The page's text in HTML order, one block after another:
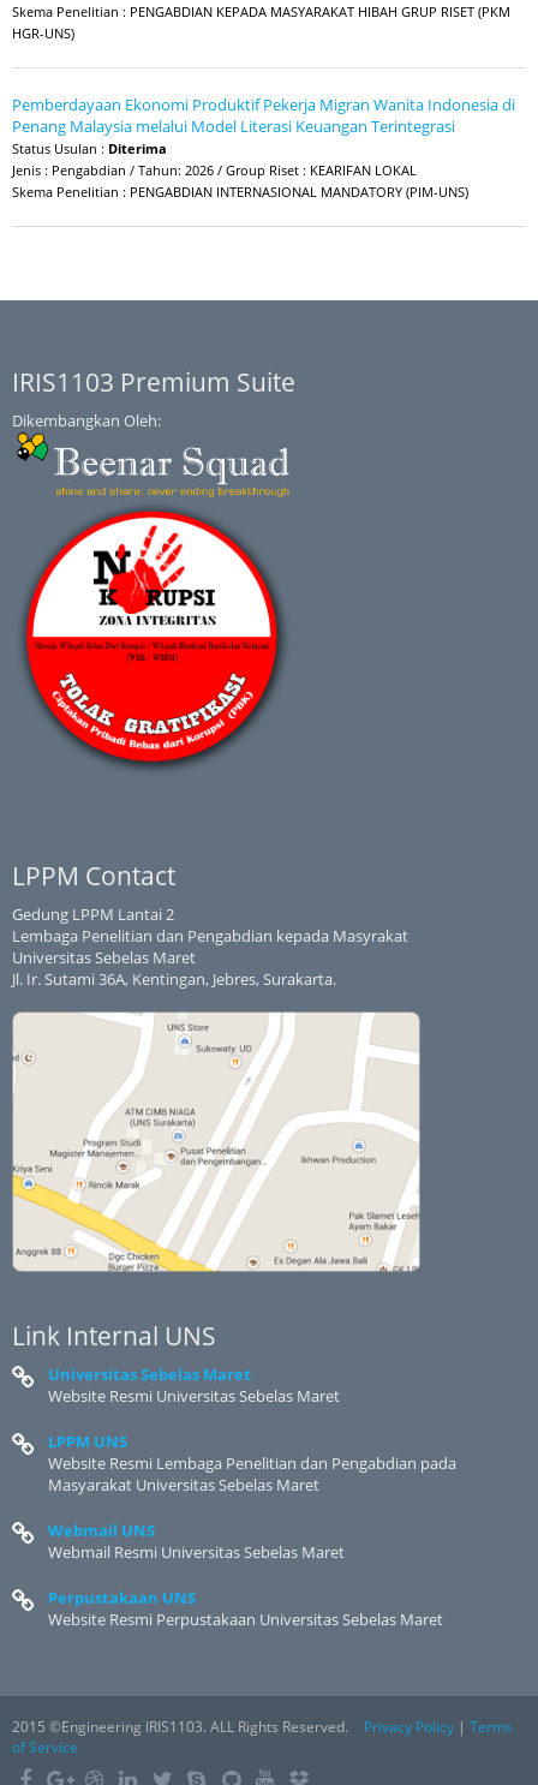
Skema Penelitian : PENGABDIAN KEPADA MASYARAKAT HIBAH GRUP RISET (PKM
HGR-UNS)
Pemberdayaan Ekonomi Produktif Pekerja Migran Wanita Indonesia di
Penang Malaysia melalui Model Literasi Keuangan Terintegrasi
Status Usulan : Diterima
Jenis : Pengabdian / Tahun: 2026 / Group Riset : KEARIFAN LOKAL
Skema Penelitian : PENGABDIAN INTERNASIONAL MANDATORY (PIM-UNS)
IRIS1103 Premium Suite
Dikembangkan Oleh:
LPPM Contact
Gedung LPPM Lantai 2
Lembaga Penelitian dan Pengabdian kepada Masyrakat
Universitas Sebelas Maret
Jl. Ir. Sutami 36A, Kentingan, Jebres, Surakarta.
Link Internal UNS
Universitas Sebelas Maret
Website Resmi Universitas Sebelas Maret
LPPM UNS
Website Resmi Lembaga Penelitian dan Pengabdian pada
Masyarakat Universitas Sebelas Maret
Webmail UNS
Webmail Resmi Universitas Sebelas Maret
Perpustakaan UNS
Website Resmi Perpustakaan Universitas Sebelas Maret
2015 ©Engineering IRIS1103. ALL Rights Reserved. Privacy Policy | Terms
of Service